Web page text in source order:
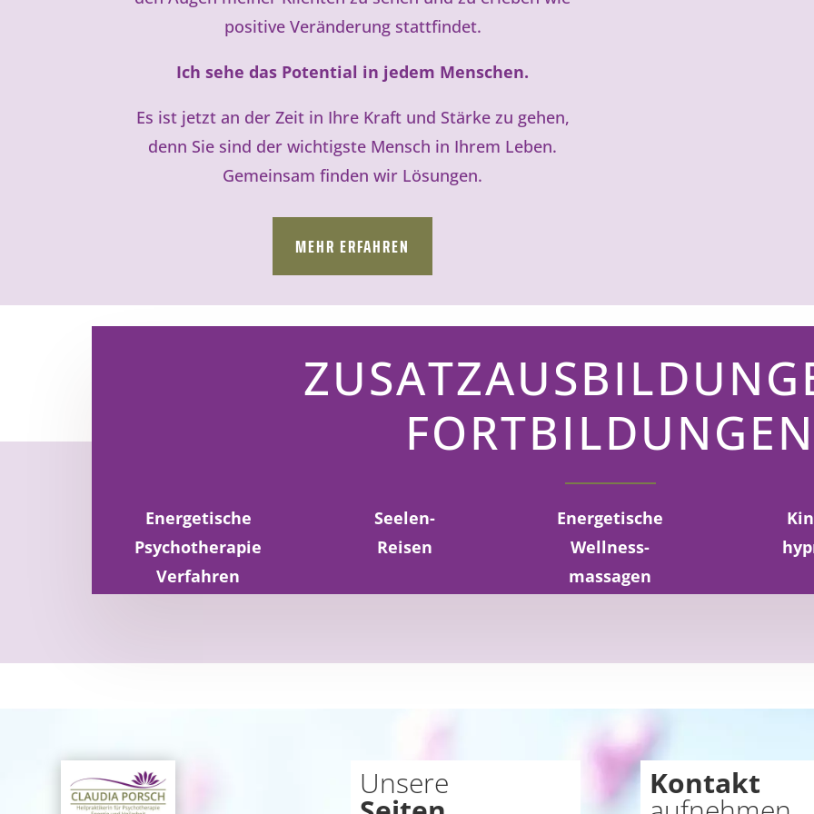
positive Veränderung stattfindet.
Ich sehe das Potential in jedem Menschen.
Es ist jetzt an der Zeit in Ihre Kraft und Stärke zu gehen,
denn Sie sind der wichtigste Mensch in Ihrem Leben.
Gemeinsam finden wir Lösungen.
MEHR ERFAHREN
Energetische
Psychotherapie
Verfahren
Seelen-
Reisen
Energetische
Wellness-
massagen
Unsere Kontakt